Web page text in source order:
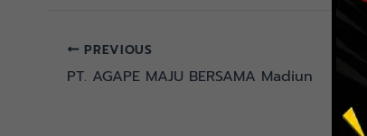
PREVIOUS
PT. AGAPE MAJU BERSAMA Madiun